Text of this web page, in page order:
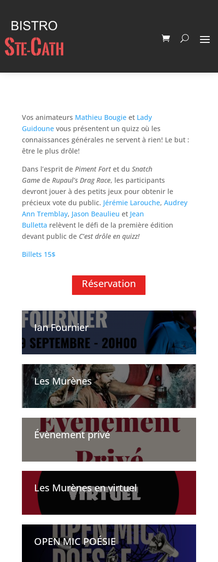
Vos animateurs Mathieu Bougieet Lady
Guidounevous présentent un quizz où les
connaissances générales ne servent à rien! Le but :
être le plus drôle!
Dans l’esprit de Piment Fortet du Snatch
Gamede Rupaul’s Drag Race, les participants
devront jouer à des petits jeux pour obtenir le
précieux vote du public. Jérémie Larouche, Audrey
Ann Tremblay, Jason Beaulieu et Jean
Bulletta relèvent le défi de la première édition
devant public de C’est drôle en quizz!
Billets 15$
Réservation
Ian Fournier
Les Murènes
Évènement privé
Les Murènes en virtuel
OPEN MIC POÉSIE